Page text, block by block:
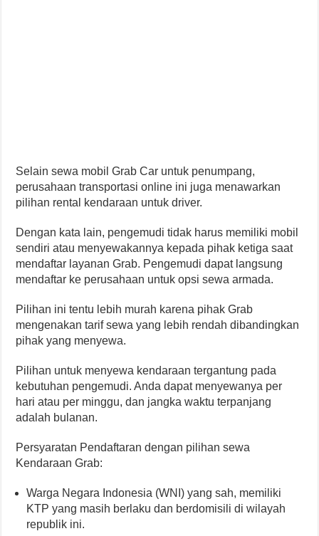
Selain sewa mobil Grab Car untuk penumpang,
perusahaan transportasi online ini juga menawarkan
pilihan rental kendaraan untuk driver.
Dengan kata lain, pengemudi tidak harus memiliki mobil
sendiri atau menyewakannya kepada pihak ketiga saat
mendaftar layanan Grab. Pengemudi dapat langsung
mendaftar ke perusahaan untuk opsi sewa armada.
Pilihan ini tentu lebih murah karena pihak Grab
mengenakan tarif sewa yang lebih rendah dibandingkan
pihak yang menyewa.
Pilihan untuk menyewa kendaraan tergantung pada
kebutuhan pengemudi. Anda dapat menyewanya per
hari atau per minggu, dan jangka waktu terpanjang
adalah bulanan.
Persyaratan Pendaftaran dengan pilihan sewa
Kendaraan Grab:
Warga Negara Indonesia (WNI) yang sah, memiliki
KTP yang masih berlaku dan berdomisili di wilayah
republik ini.